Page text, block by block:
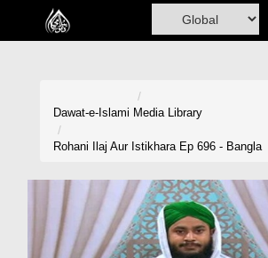
Home
Volunteer Portal
Rohani Ilaj
Dawat-e-Islami Media Library
Rohani Ilaj Aur Istikhara Ep 696 - Bangla